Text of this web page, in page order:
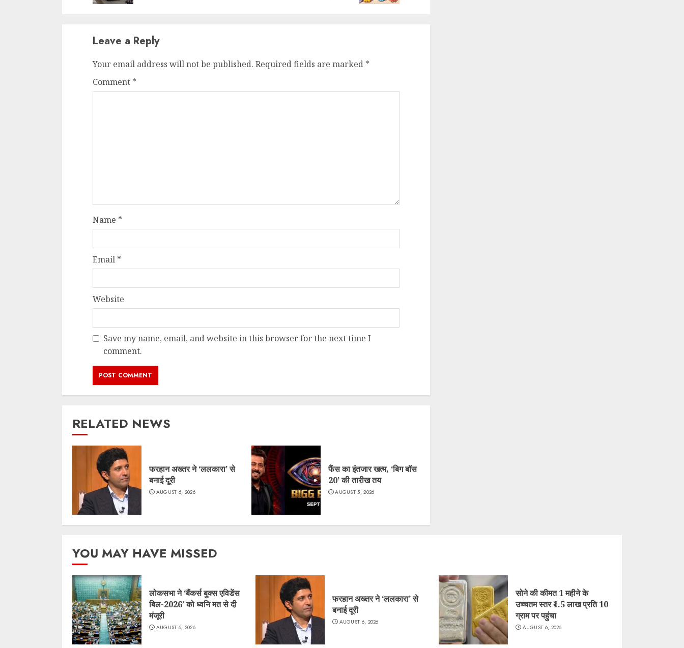
Leave a Reply
Your email address will not be published. Required fields are marked *
Comment *
Name *
Email *
Website
Save my name, email, and website in this browser for the next time I
comment.
RELATED NEWS
फरहान अख्तर ने ‘ललकारा’ से
बनाई दूरी
AUGUST 6, 2026
फैंस का इंतजार खत्म, ‘बिग बॉस
20’ की तारीख तय
AUGUST 5, 2026
YOU MAY HAVE MISSED
लोकसभा ने ‘बैंकर्स बुक्स एविडेंस
बिल-2026’ को ध्वनि मत से दी
मंजूरी
AUGUST 6, 2026
फरहान अख्तर ने ‘ललकारा’ से
बनाई दूरी
AUGUST 6, 2026
सोने की कीमत 1 महीने के
उच्चतम स्तर ₹1.5 लाख प्रति 10
ग्राम पर पहुंचा
AUGUST 6, 2026